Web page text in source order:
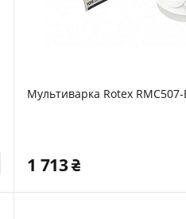
Мультиварка Rotex RMC507-
1 713